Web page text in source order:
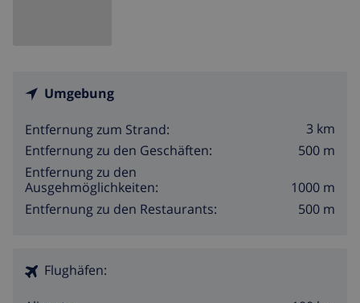
Umgebung
Entfernung zum Strand:
3 km
Entfernung zu den Geschäften:
500 m
Entfernung zu den
Ausgehmöglichkeiten:
1000 m
Entfernung zu den Restaurants:
500 m
Flughäfen: